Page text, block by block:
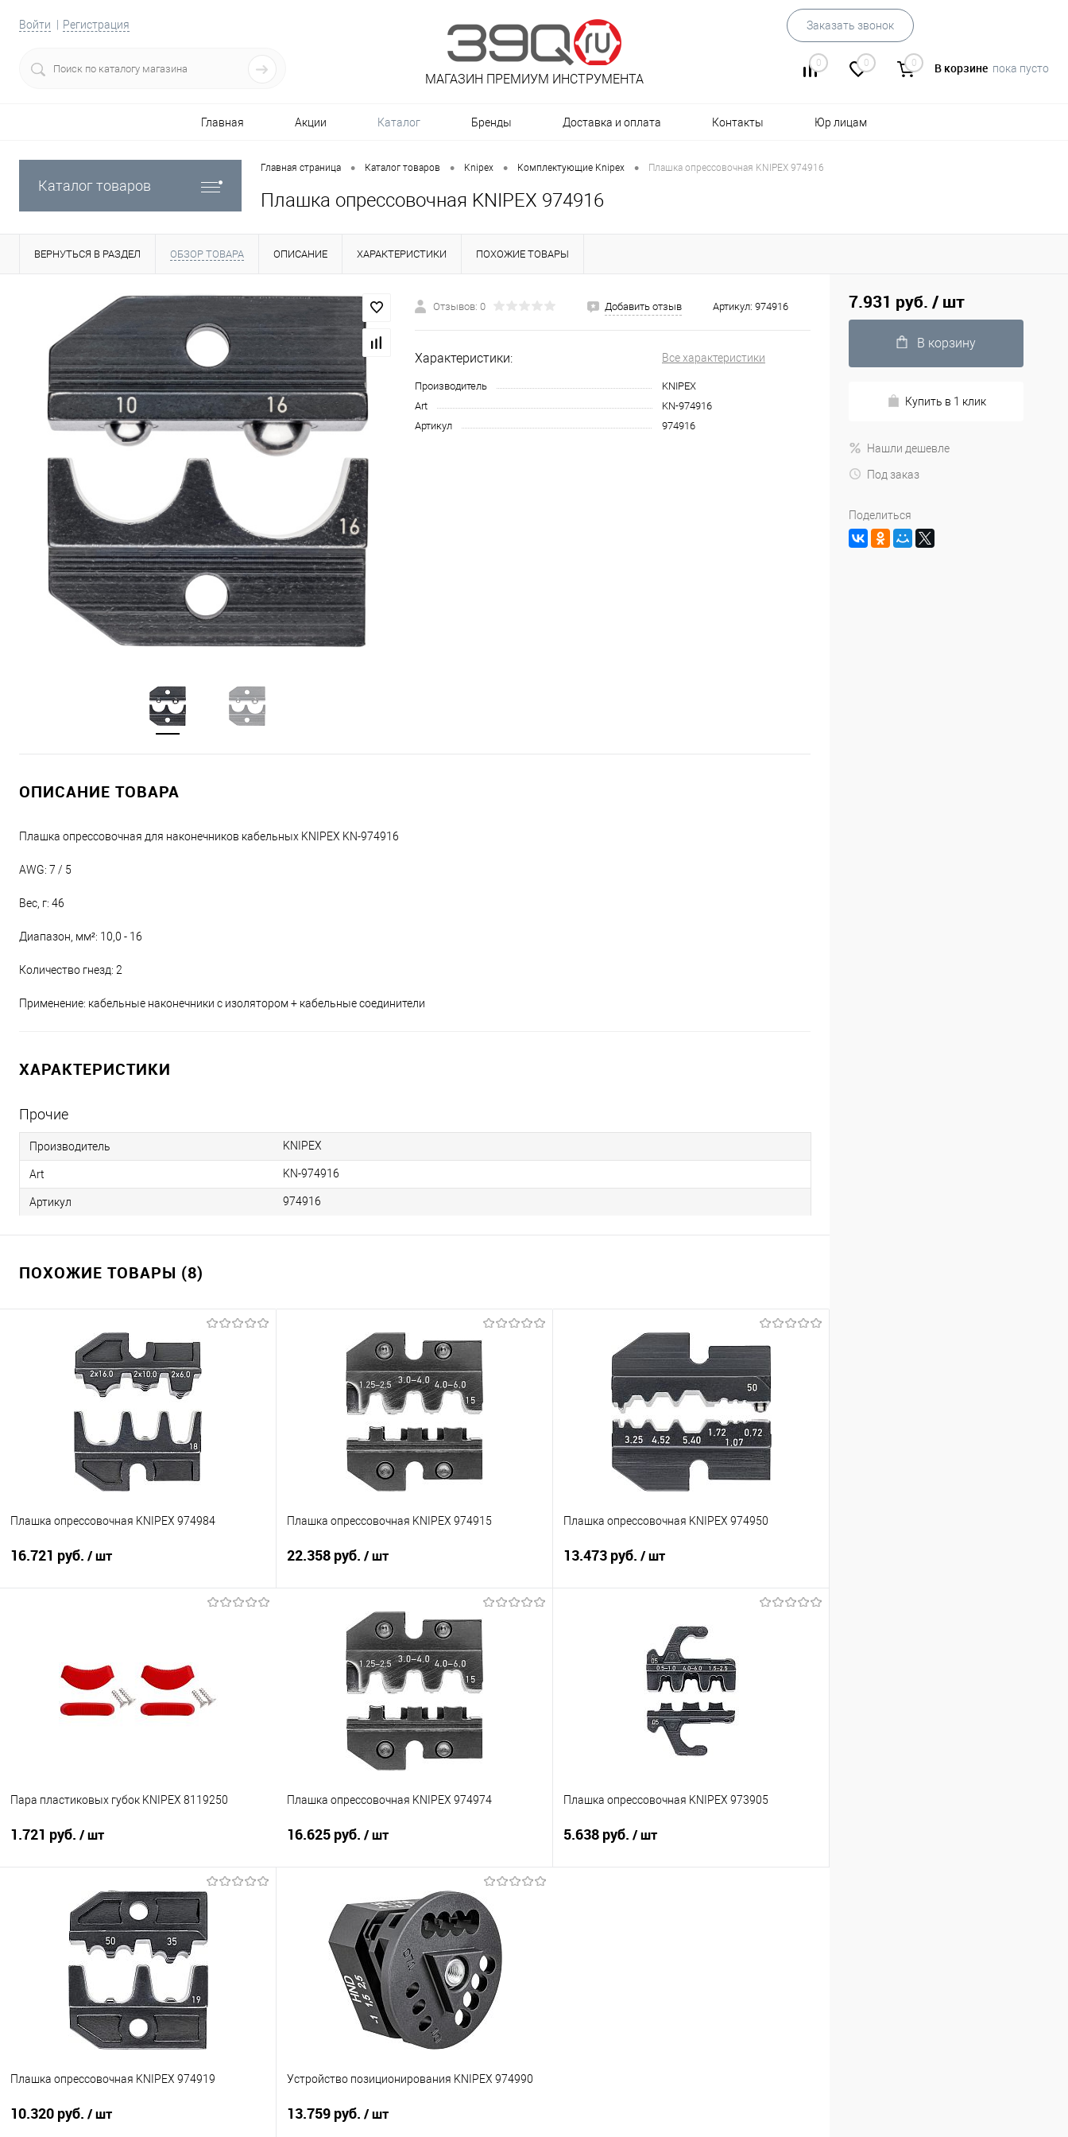
Войти Регистрация Заказать звонок
0 0 0 В корзине пока пусто
МАГАЗИН ПРЕМИУМ ИНСТРУМЕНТА
Главная Акции Каталог Бренды Доставка и оплата Контакты Юр лицам
Каталог товаров
Главная страница • Каталог товаров • Knipex • Комплектующие Knipex • Плашка опрессовочная KNIPEX 974916
Плашка опрессовочная KNIPEX 974916
ВЕРНУТЬСЯ В РАЗДЕЛ ОБЗОР ТОВАРА ОПИСАНИЕ ХАРАКТЕРИСТИКИ ПОХОЖИЕ ТОВАРЫ
Отзывов: 0 Добавить отзыв Артикул: 974916
Характеристики: Все характеристики
Производитель
KNIPEX
Art
KN-974916
Артикул
974916
ОПИСАНИЕ ТОВАРА
Плашка опрессовочная для наконечников кабельных KNIPEX KN-974916
AWG: 7 / 5
Вес, г: 46
Диапазон, мм²: 10,0 - 16
Количество гнезд: 2
Применение: кабельные наконечники с изолятором + кабельные соединители
ХАРАКТЕРИСТИКИ
Прочие
Производитель KNIPEX
Art KN-974916
Артикул 974916
ПОХОЖИЕ ТОВАРЫ (8)
Плашка опрессовочная KNIPEX 974984
16.721 руб. / шт
Купить в 1 клик
Сравнение
В избранное
Под заказ
Плашка опрессовочная KNIPEX 974915
22.358 руб. / шт
В корзину
Купить в 1 клик
Сравнение
В избранное
Под заказ
Плашка опрессовочная KNIPEX 974950
13.473 руб. / шт
В корзину
Купить в 1 клик
Сравнение
Под заказ
Пара пластиковых губок KNIPEX 8119250
1.721 руб. / шт
В корзину
Купить в 1 клик
Сравнение
В избранное
Под заказ
Плашка опрессовочная KNIPEX 974974
16.625 руб. / шт
В корзину
Купить в 1 клик
Сравнение
В избранное
Под заказ
Плашка опрессовочная KNIPEX 973905
5.638 руб. / шт
Плашка опрессовочная KNIPEX 974919
10.320 руб. / шт
Устройство позиционирования KNIPEX 974990
13.759 руб. / шт
7.931 руб. / шт
В корзину
Купить в 1 клик
Нашли дешевле
Под заказ
Поделиться